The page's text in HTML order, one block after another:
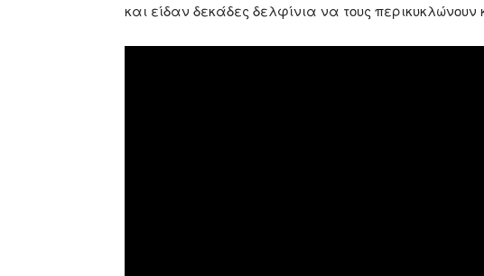
και είδαν δεκάδες δελφίνια να τους περικυκλώνουν